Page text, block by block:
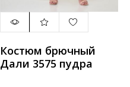
Костюм брючный
Дали 3575 пудра